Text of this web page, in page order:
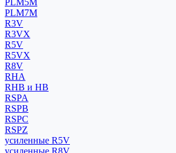
PLM5M
PLM7M
R3V
R3VX
R5V
R5VX
R8V
RHA
RHB и HB
RSPA
RSPB
RSPC
RSPZ
усиленные R5V
усиленные R8V